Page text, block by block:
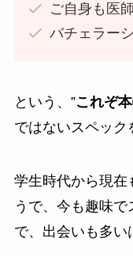
ご自身も医師
バチェラー
という、”これぞ
ではないスペック
学生時代から現在
うで、今も趣味
で、出会いも多い